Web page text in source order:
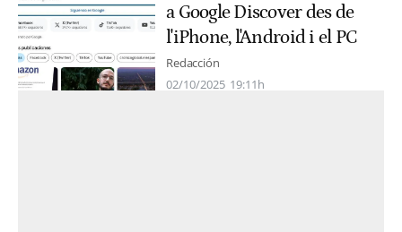
a Google Discover des de
l'iPhone, l'Android i el PC
Redacción
02/10/2025 19:11h